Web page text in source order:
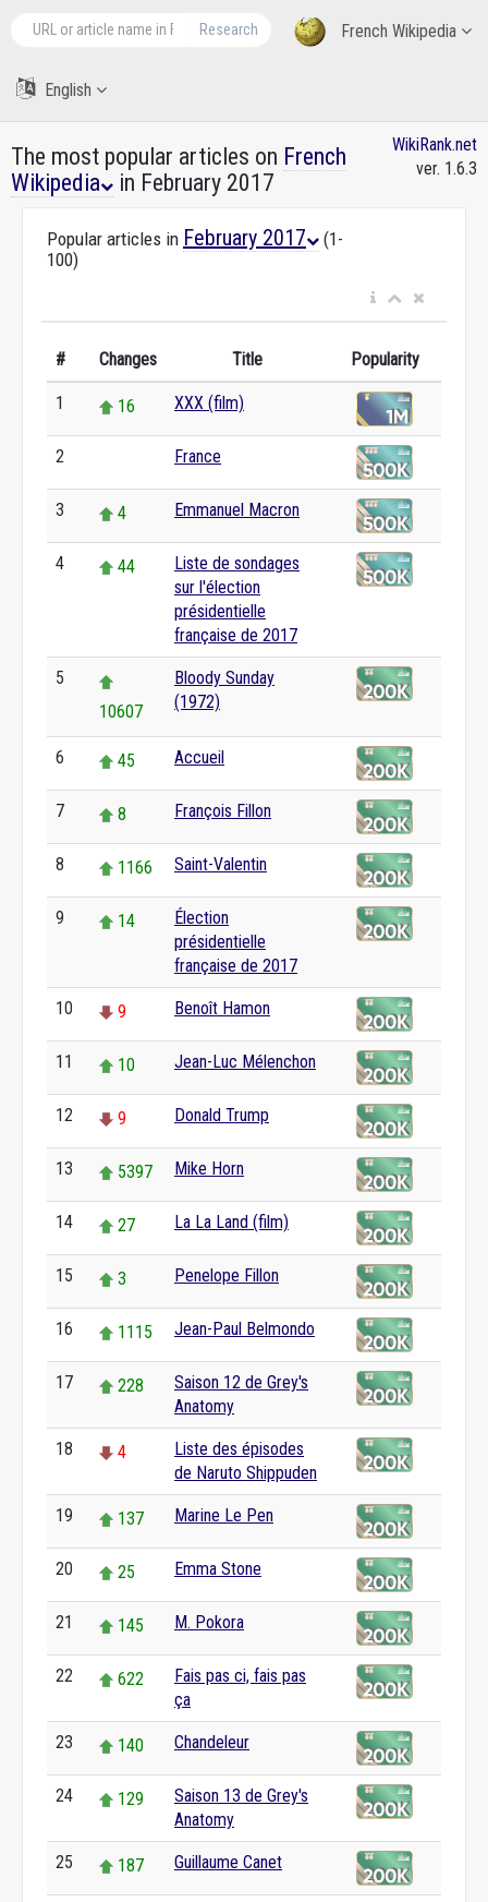
French Wikipedia
Research
English
The most popular articles on French
Wikipedia
in February 2017
WikiRank.net
ver. 1.6.3
Popular articles in February 2017
(1-
100)
# Changes Title Popularity
1 16 XXX (film)
2 France
3 4 Emmanuel Macron
4 44
Liste de sondages
sur l'élection
présidentielle
française de 2017
5
10607
Bloody Sunday
(1972)
6 45 Accueil
7 8 François Fillon
8 1166 Saint-Valentin
9 14
Élection
présidentielle
française de 2017
10 9 Benoît Hamon
11 10 Jean-Luc Mélenchon
12 9 Donald Trump
13 5397 Mike Horn
14 27 La La Land (film)
15 3 Penelope Fillon
16 1115 Jean-Paul Belmondo
17 228
Saison 12 de Grey's
Anatomy
18 4
Liste des épisodes
de Naruto Shippuden
19 137 Marine Le Pen
20 25 Emma Stone
21 145 M. Pokora
22 622
Fais pas ci, fais pas
ça
23 140 Chandeleur
24 129
Saison 13 de Grey's
Anatomy
25 187 Guillaume Canet